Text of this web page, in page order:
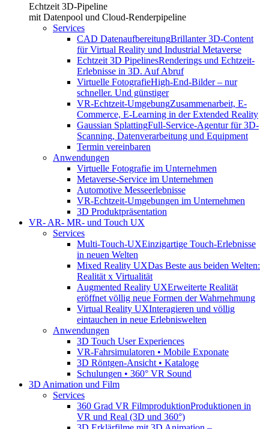
Echtzeit 3D-Pipeline
mit Datenpool und Cloud-Renderpipeline
Services
CAD DatenaufbereitungBrillanter 3D-Content
für Virtual Reality und Industrial Metaverse
Echtzeit 3D PipelinesRenderings und Echtzeit-
Erlebnisse in 3D. Auf Abruf
Virtuelle FotografieHigh-End-Bilder – nur
schneller. Und günstiger
VR-Echtzeit-UmgebungZusammenarbeit, E-
Commerce, E-Learning in der Extended Reality
Gaussian SplattingFull-Service-Agentur für 3D-
Scanning, Datenverarbeitung und Equipment
Termin vereinbaren
Anwendungen
Virtuelle Fotografie im Unternehmen
Metaverse-Service im Unternehmen
Automotive Messeerlebnisse
VR-Echtzeit-Umgebungen im Unternehmen
3D Produktpräsentation
VR- AR- MR- und Touch UX
Services
Multi-Touch-UXEinzigartige Touch-Erlebnisse
in neuen Welten
Mixed Reality UXDas Beste aus beiden Welten:
Realität x Virtualität
Augmented Reality UXErweiterte Realität
eröffnet völlig neue Formen der Wahrnehmung
Virtual Reality UXInteragieren und völlig
eintauchen in neue Erlebniswelten
Anwendungen
3D Touch User Experiences
VR-Fahrsimulatoren • Mobile Exponate
3D Röntgen-Ansicht • Kataloge
Schulungen • 360° VR Sound
3D Animation und Film
Services
360 Grad VR FilmproduktionProduktionen in
VR und Real (3D und 360°)